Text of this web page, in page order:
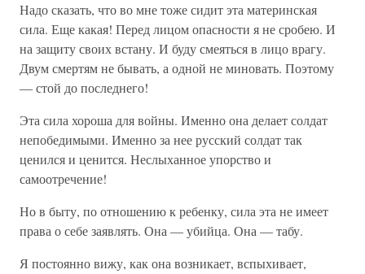
Надо сказать, что во мне тоже сидит эта материнская
сила. Еще какая! Перед лицом опасности я не сробею. И
на защиту своих встану. И буду смеяться в лицо врагу.
Двум смертям не бывать, а одной не миновать. Поэтому
— стой до последнего!
Эта сила хороша для войны. Именно она делает солдат
непобедимыми. Именно за нее русский солдат так
ценился и ценится. Неслыханное упорство и
самоотречение!
Но в быту, по отношению к ребенку, сила эта не имеет
права о себе заявлять. Она — убийца. Она — табу.
Я постоянно вижу, как она возникает, вспыхивает,